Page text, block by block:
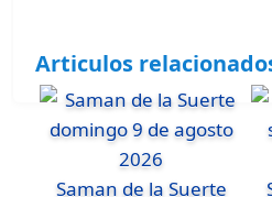
Articulos
Saman de la Suerte